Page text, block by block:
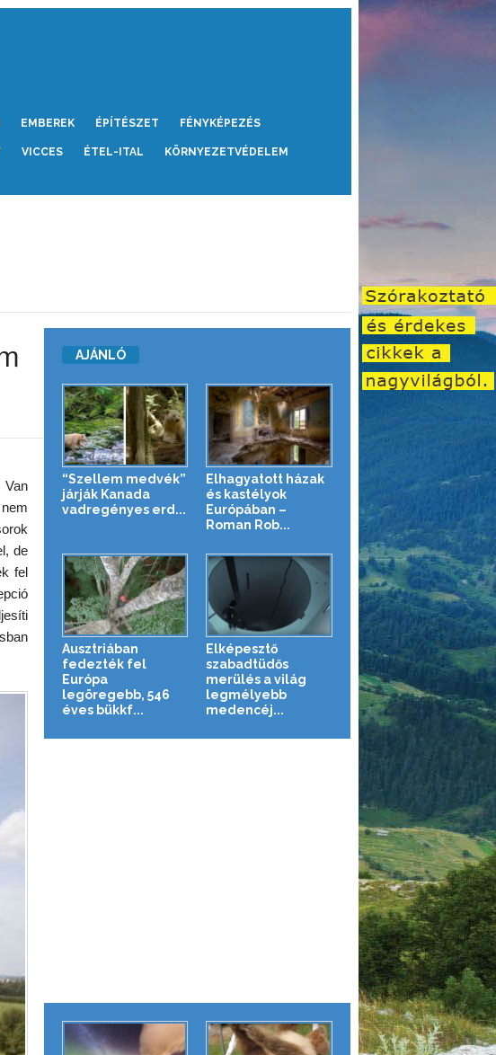
EMBEREK ÉPÍTÉSZET FÉNYKÉPEZÉS
VICCES ÉTEL-ITAL KÖRNYEZETVÉDELEM
de
fel
AJÁNLÓ
“Szellem medvék”
járják Kanada
vadregényes erd...
Elhagyatott házak
és kastélyok
Európában –
Roman Rob...
Ausztriában
fedezték fel
Európa
legöregebb, 546
éves bükkf...
Elképesztő
szabadtüdős
merülés a világ
legmélyebb
medencéj...